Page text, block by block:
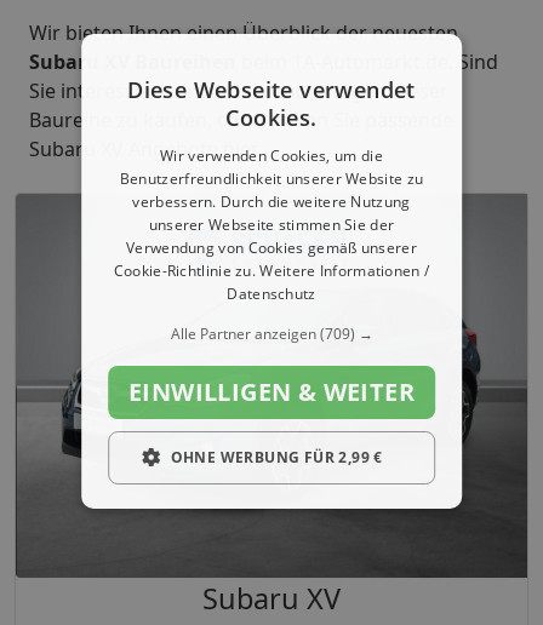
Wir bieten Ihnen einen Überblick der neuesten
Subaru XV Baureihen
beim 1A-Automarkt.de. Sind
Sie interessiert einen Gebrauchtwagen dieser
Baureihe zu kaufen, dann finden Sie passende
Subaru XV Angebotehier.
Subaru XV
Diese Webseite verwendet
Cookies.
Wir verwenden Cookies, um die
Benutzerfreundlichkeit unserer Website zu
verbessern. Durch die weitere Nutzung
unserer Webseite stimmen Sie der
Verwendung von Cookies gemäß unserer
Cookie-Richtlinie zu.Weitere Informationen /
Datenschutz
Alle Partner anzeigen(709) →
EINWILLIGEN & WEITER
OHNE WERBUNG FÜR 2,99 €